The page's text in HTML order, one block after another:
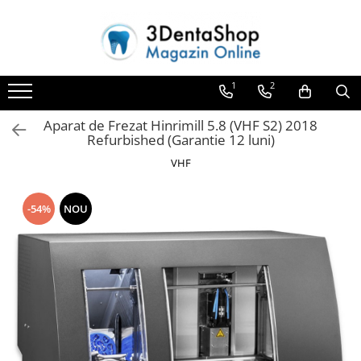
Toate Produsele
Aparate de Frezat
Aparate de Frezat
Frezare in 4 axe
Frezare si Diskchanger
Aspiratii
Aparate de Frezat %REFURBISHED%
Protetica
Anatomie redusa
Auxiliare
1 2
Aparat de Frezat Hinrimill 5.8 (VHF S2) 2018
Refurbished (Garantie 12 luni)
VHF
-54% NOU